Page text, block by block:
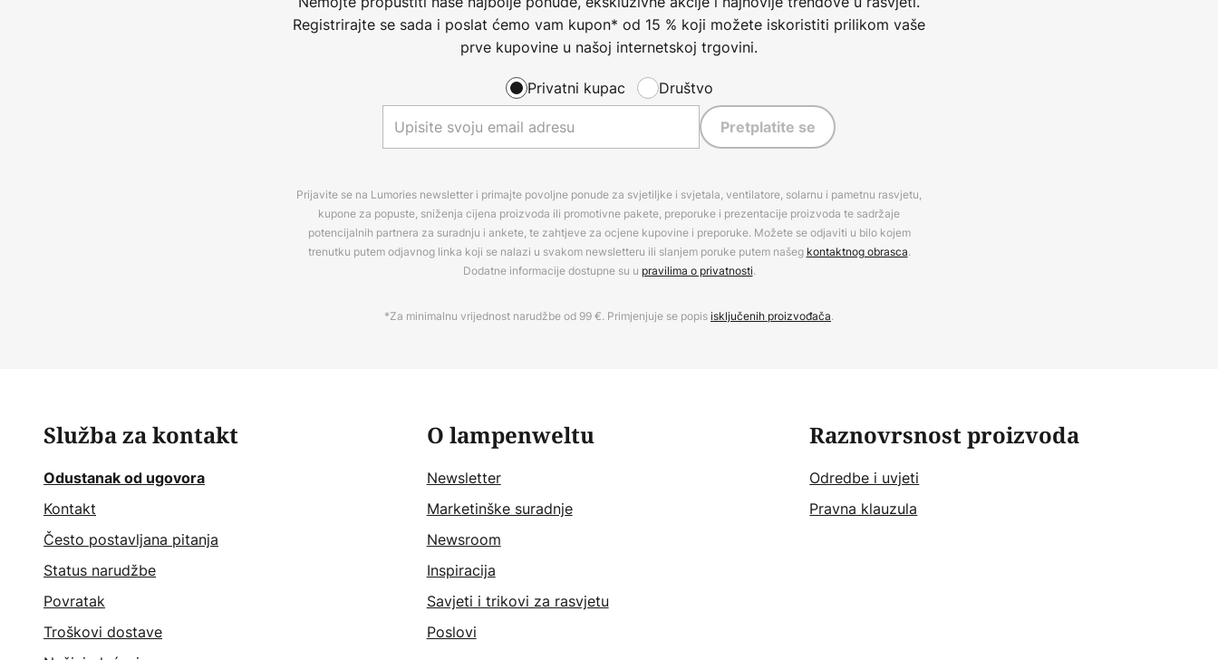
Registrirajte se sada i poslat ćemo vam kupon* od 15 % koji možete iskoristiti prilikom vaše
prve kupovine u našoj internetskoj trgovini.
Privatni kupac Društvo
Pretplatite se
Prijavite se na Lumories newsletter i primajte povoljne ponude za svjetiljke i svjetala, ventilatore, solarnu i pametnu rasvjetu,
kupone za popuste, sniženja cijena proizvoda ili promotivne pakete, preporuke i prezentacije proizvoda te sadržaje
potencijalnih partnera za suradnju i ankete, te zahtjeve za ocjene kupovine i preporuke. Možete se odjaviti u bilo kojem
trenutku putem odjavnog linka koji se nalazi u svakom newsletteru ili slanjem poruke putem našeg kontaktnog obrasca.
Dodatne informacije dostupne su u pravilima o privatnosti.
*Za minimalnu vrijednost narudžbe od 99 €. Primjenjuje se popisisključenih proizvođača.
Služba za kontakt
Odustanak od ugovora
Kontakt
Često postavljana pitanja
Status narudžbe
Povratak
Troškovi dostave
O lampenweltu
Newsletter
Marketinške suradnje
Newsroom
Inspiracija
Savjeti i trikovi za rasvjetu
Poslovi
Raznovrsnost proizvoda
Odredbe i uvjeti
Pravna klauzula